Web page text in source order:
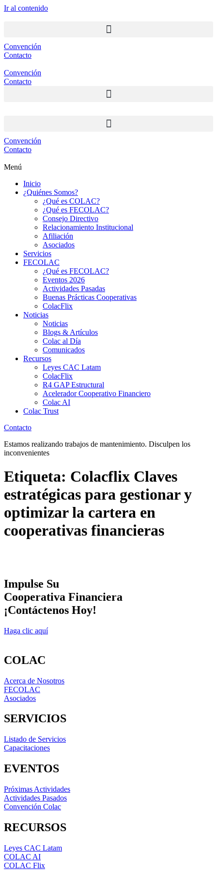
Ir al contenido
Convención
Contacto
Convención
Contacto
Convención
Contacto
Menú
Inicio
¿Quiénes Somos?
¿Qué es COLAC?
¿Qué es FECOLAC?
Consejo Directivo
Relacionamiento Institucional
Afiliación
Asociados
Servicios
FECOLAC
¿Qué es FECOLAC?
Eventos 2026
Actividades Pasadas
Buenas Prácticas Cooperativas
ColacFlix
Noticias
Noticias
Blogs & Artículos
Colac al Día
Comunicados
Recursos
Leyes CAC Latam
ColacFlix
R4 GAP Estructural
Acelerador Cooperativo Financiero
Colac AI
Colac Trust
Contacto
Estamos realizando trabajos de mantenimiento. Disculpen los
inconvenientes
Etiqueta: Colacflix Claves
estratégicas para gestionar y
optimizar la cartera en
cooperativas financieras
Impulse Su
Cooperativa Financiera
¡Contáctenos Hoy!
Haga clic aquí
COLAC
Acerca de Nosotros
FECOLAC
Asociados
SERVICIOS
Listado de Servicios
Capacitaciones
EVENTOS
Próximas Actividades
Actividades Pasados
Convención Colac
RECURSOS
Leyes CAC Latam
COLAC AI
COLAC Flix